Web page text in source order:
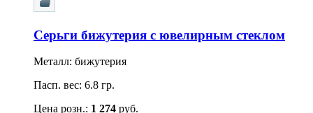
Серьги бижутерия с ювелирным стеклом
Металл: бижутерия
Пасп. вес: 6.8 гр.
Цена розн.: 1 274 руб.